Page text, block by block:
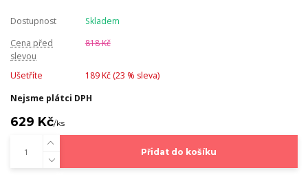
Dostupnost
Skladem
Cena před
slevou
818 Kč
Ušetříte 189 Kč (23 % sleva)
Nejsme plátci DPH
629 Kč/ks
Přidat do košíku